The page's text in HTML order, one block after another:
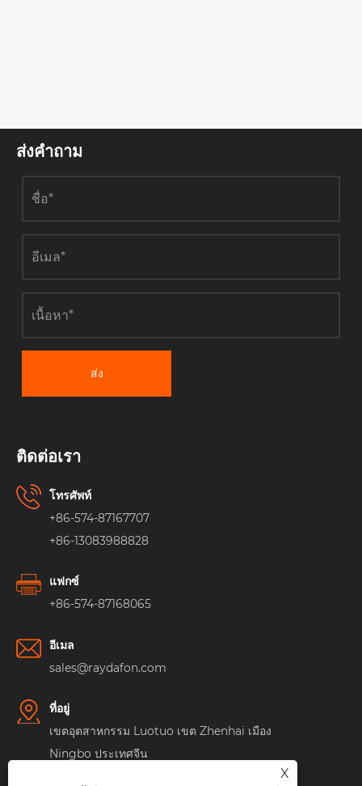
ส่งคำถาม
ส่ง
ติดต่อเรา
โทรศัพท์
+86-574-87167707
+86-13083988828
แฟกซ์
+86-574-87168065
อีเมล
sales@raydafon.com
ที่อยู่
เขตอุตสาหกรรม Luotuo เขต Zhenhai เมือง
Ningbo ประเทศจีน
X